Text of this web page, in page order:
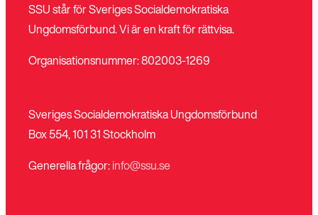
SSU står för Sveriges Socialdemokratiska
Ungdomsförbund. Vi är en kraft för rättvisa.
Organisationsnummer: 802003-1269
Sveriges Socialdemokratiska Ungdomsförbund
Box 554, 101 31 Stockholm
Generella frågor:info@ssu.se